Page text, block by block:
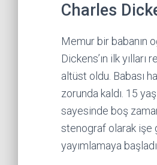
Charles
Memur bir babanın
Dickens’ın ilk
altüst oldu. Babası
zorunda kaldı. 15
sayesinde boş
stenograf olarak işe
yayımlamaya başladı.